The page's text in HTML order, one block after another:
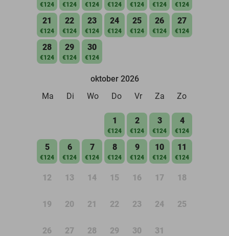
€124 €124 €124 €124 €124 €124 €124
21
€124
22
€124
23
€124
24
€124
25
€124
26
€124
27
€124
28
€124
29
€124
30
€124
oktober 2026
Ma
Di Wo Do Vr Za Zo
1
€124
2
€124
3
€124
4
€124
5
€124
6
€124
7
€124
8
€124
9
€124
10
€124
11
€124
12 13 14 15 16 17 18
19 20 21 22 23 24 25
26 27 28 29 30 31